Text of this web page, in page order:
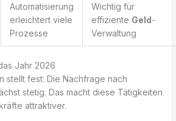
Automatisierung
erleichtert viele
Prozesse
Wichtig für
effiziente Geld-
Verwaltung
Jahr 2026
stellt fest: Die Nachfrage nach
stetig. Das macht diese Tätigkeiten
attraktiver.